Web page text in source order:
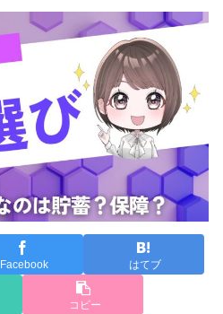
Facebook はてブ
コピー